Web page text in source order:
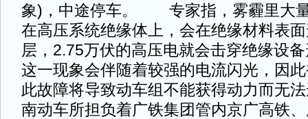
象)，中途停车。 专家指，雾霾里大
在高压系统绝缘体上，会在绝缘材料表
层，2.75万伏的高压电就会击穿绝缘设
这一现象会伴随着较强的电流闪光，因此
此故障将导致动车组不能获得动力而
南动车所担负着广铁集团管内京广高铁